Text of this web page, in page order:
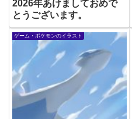
2026年あけましておめで
とうございます。
ゲーム・ポケモンのイラスト